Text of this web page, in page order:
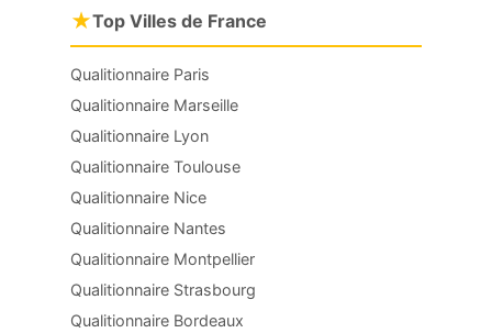
★Top Villes de France
Qualitionnaire Paris
Qualitionnaire Marseille
Qualitionnaire Lyon
Qualitionnaire Toulouse
Qualitionnaire Nice
Qualitionnaire Nantes
Qualitionnaire Montpellier
Qualitionnaire Strasbourg
Qualitionnaire Bordeaux